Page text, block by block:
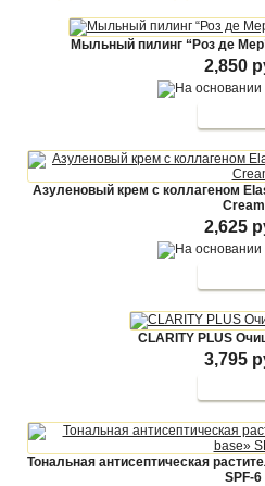
Мыльный пилинг “Роз де
2,850
Азуленовый крем с коллагеном
Cream
2,625
CLARITY PLUS
3,795
Тональная антисептическая
SPF-6